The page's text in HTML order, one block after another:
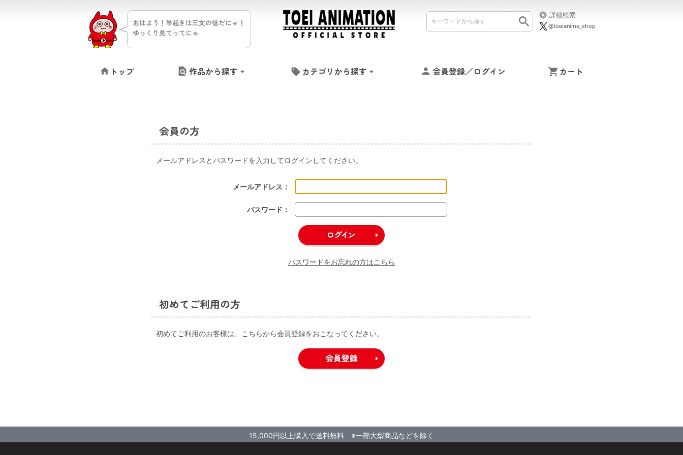
おはよう！早起きは三文の徳だにゃ！
ゆっくり見てってにゃ
詳細検索
@toeianime_shop
トップ 作品から探す カテゴリから探す 会員登録／ログイン カート
会員の方
メールアドレスとパスワードを入力してログインしてください。
メールアドレス：
パスワード：
パスワードをお忘れの方はこちら
初めてご利用の方
初めてご利用のお客様は、こちらから会員登録をおこなってください。
15,000円以上購入で送料無料 ※一部大型商品などを除く